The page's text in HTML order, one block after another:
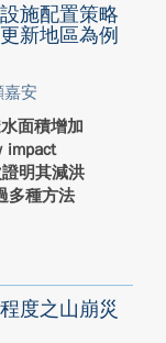
施配置策略
新地區為例
嘉安
面積增加
impact
明其減洪
多種方法
度之山崩災